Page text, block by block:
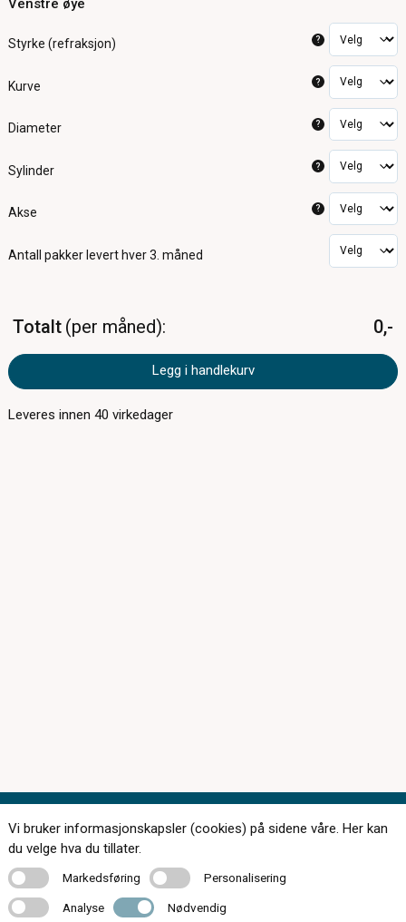
Venstre øye
Styrke (refraksjon) ?
Kurve ?
Diameter ?
Sylinder ?
Akse ?
Antall pakker levert hver 3. måned
Totalt per måned 0,-
Legg i handlekurv
Leveres innen40 virkedager
174 butikker over hele landet
Vi bruker informasjonskapsler (cookies) på sidene våre. Her kan
du velge hva du tillater.
MarkedsføringMarkedsføring PersonaliseringPersonalisering
Analyse Analyse Nødvendig Nødvendig